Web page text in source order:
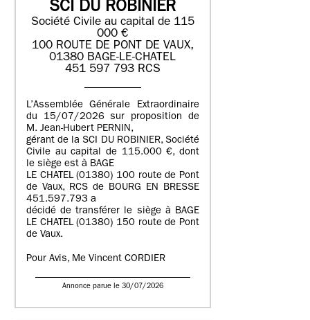
SCI DU ROBINIER
Société Civile au capital de 115
000 €
100 ROUTE DE PONT DE VAUX,
01380 BAGE-LE-CHATEL
451 597 793 RCS
L’Assemblée Générale Extraordinaire
du 15/07/2026 sur proposition de
M. Jean-Hubert PERNIN,
gérant de la SCI DU ROBINIER, Société
Civile au capital de 115.000 €, dont
le siège est à BAGE
LE CHATEL (01380) 100 route de Pont
de Vaux, RCS de BOURG EN BRESSE
451.597.793 a
décidé de transférer le siège à BAGE
LE CHATEL (01380) 150 route de Pont
de Vaux.
Pour Avis, Me Vincent CORDIER
Annonce parue le 30/07/2026